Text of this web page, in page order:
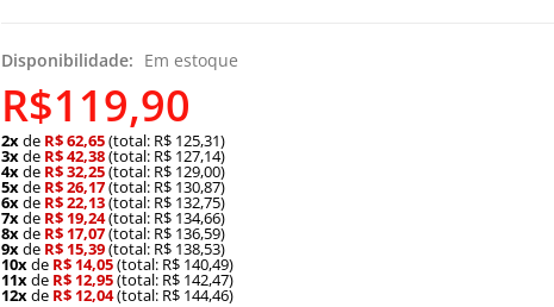
Disponibilidade: Em estoque
R$119,90
2xde R$ 62,65(total: R$ 125,31)
3xde R$ 42,38(total: R$ 127,14)
4xde R$ 32,25(total: R$ 129,00)
5xde R$ 26,17(total: R$ 130,87)
6xde R$ 22,13(total: R$ 132,75)
7xde R$ 19,24(total: R$ 134,66)
8xde R$ 17,07(total: R$ 136,59)
9xde R$ 15,39(total: R$ 138,53)
10xde R$ 14,05(total: R$ 140,49)
11xde R$ 12,95(total: R$ 142,47)
12xde R$ 12,04(total: R$ 144,46)